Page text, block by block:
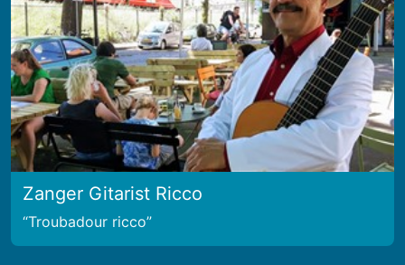
Zanger Gitarist Ricco
Troubadour ricco